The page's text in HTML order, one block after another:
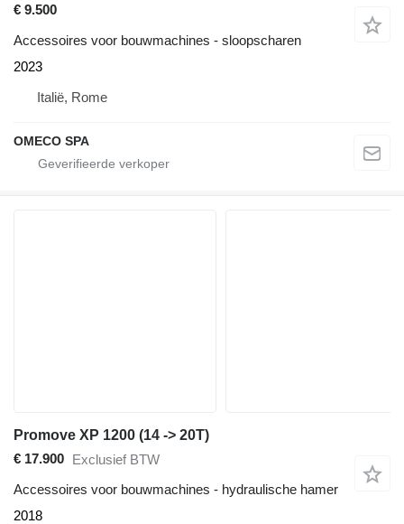
€ 9.500
Accessoires voor bouwmachines - sloopscharen
2023
Italië, Rome
OMECO SPA
Promove XP 1200 (14 -> 20T)
€ 17.900 Exclusief BTW
Accessoires voor bouwmachines - hydraulische hamer
2018